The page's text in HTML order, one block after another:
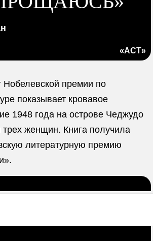
«АСТ»
Нобелевской премии по
показывает кровавое
1948 года на острове Чеджудо
трех женщин. Книга получила
литературную премию